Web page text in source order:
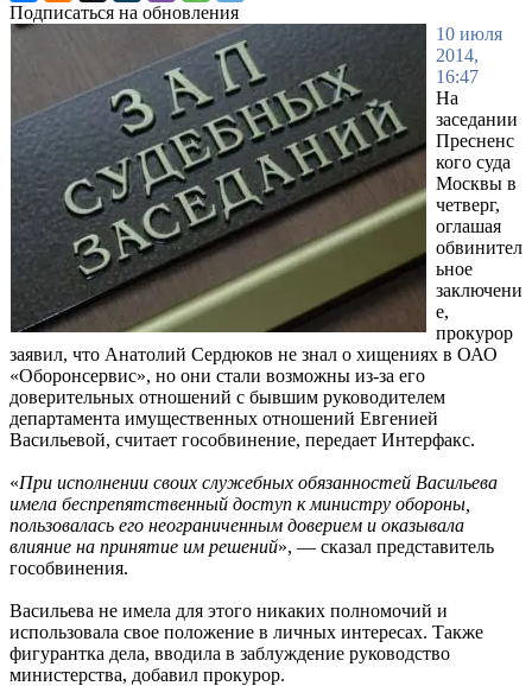
Подписаться на обновления
10 июля
2014,
16:47
На
заседании
Пресненс
кого суда
Москвы в
четверг,
оглашая
обвинител
ьное
заключени
е,
прокурор
заявил, что Анатолий Сердюков не знал о хищениях в ОАО
«Оборонсервис», но они стали возможны из-за его
доверительных отношений с бывшим руководителем
департамента имущественных отношений Евгенией
Васильевой, считает гособвинение, передает Интерфакс.
«При исполнении своих служебных обязанностей Васильева
имела беспрепятственный доступ к министру обороны,
пользовалась его неограниченным доверием и оказывала
влияние на принятие им решений», — сказал представитель
гособвинения.
Васильева не имела для этого никаких полномочий и
использовала свое положение в личных интересах. Также
фигурантка дела, вводила в заблуждение руководство
министерства, добавил прокурор.